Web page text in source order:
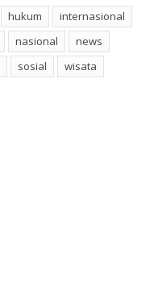
hukum
internasional
nasional
news
sosial wisata